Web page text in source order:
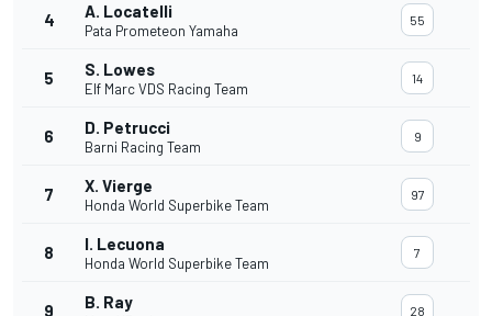
4 A. Locatelli
Pata Prometeon Yamaha
55
5 S. Lowes
Elf Marc VDS Racing Team
14
6 D. Petrucci
Barni Racing Team
9
7 X. Vierge
Honda World Superbike Team
97
8 I. Lecuona
Honda World Superbike Team
7
9 B. Ray 28